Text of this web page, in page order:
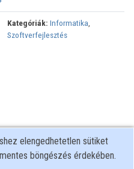
Kategóriák: Informatika,
Szoftverfejlesztés
elengedhetetlen sütiket
böngészés érdekében.